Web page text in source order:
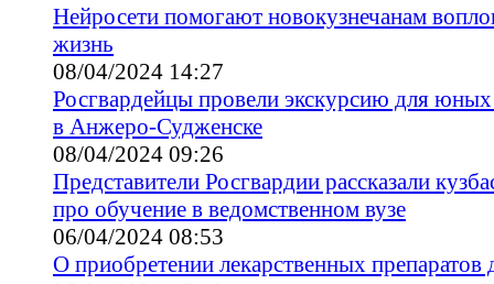
Нейросети помогают новокузнечанам
жизнь
08/04/2024 14:27
Росгвардейцы провели экскурсию для юных
в Анжеро-Судженске
08/04/2024 09:26
Представители Росгвардии рассказали
про обучение в ведомственном вузе
06/04/2024 08:53
О приобретении лекарственных